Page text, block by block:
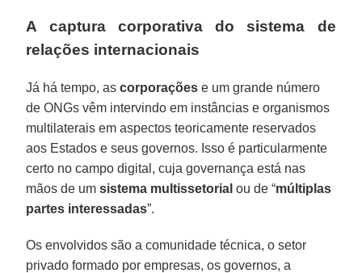
A captura corporativa do sistema de
relações internacionais
Já há tempo, ascorporações e um grande número
de ONGs vêm intervindo em instâncias e organismos
multilaterais em aspectos teoricamente reservados
aos Estados e seus governos. Isso é particularmente
certo no campo digital, cuja governança está nas
mãos de umsistema multissetorial ou de “múltiplas
partes interessadas”.
Os envolvidos são a comunidade técnica, o setor
privado formado por empresas, os governos, a